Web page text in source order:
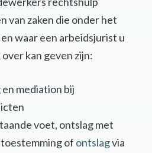
van zaken die onder het
waar een arbeidsjurist u
kan geven zijn:
mediation bij
voet, ontslag met
of ontslagvia